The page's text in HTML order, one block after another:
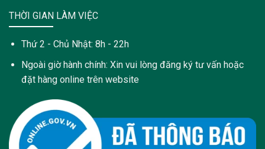
THỜI GIAN LÀM VIỆC
Thứ 2 - Chủ Nhật: 8h - 22h
Ngoài giờ hành chính: Xin vui lòng đăng ký tư vấn hoặc
đặt hàng online trên website